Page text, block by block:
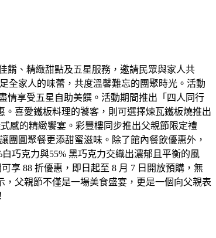
餚、精緻甜點及五星服務，邀請民眾與家人共
全家人的味蕾，共度溫馨難忘的團聚時光。活動
情享受五星自助美饌。活動期間推出「四人同行
喜愛鐵板料理的饕客，則可選擇煉瓦鐵板燒推出
感的精緻饗宴。彩豐樓同步推出父親節限定禮
團圓聚餐更添甜蜜滋味。除了館內餐飲優惠外，
巧克力與55% 黑巧克力交織出濃郁且平衡的風
享 88 折優惠，即日起至 8 月 7 日開放預購，無
父親節不僅是一場美食盛宴，更是一個向父親表